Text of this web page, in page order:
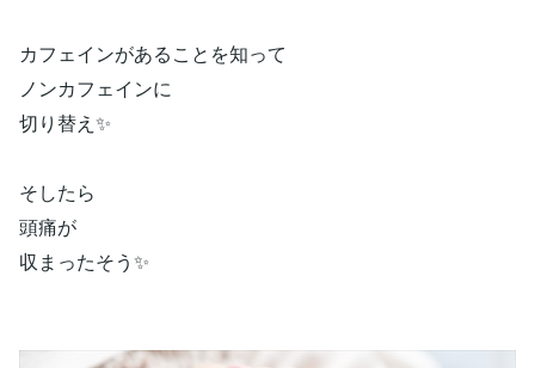
カフェインがあることを知って
ノンカフェインに
切り替え✨
そしたら
頭痛が
収まったそう✨